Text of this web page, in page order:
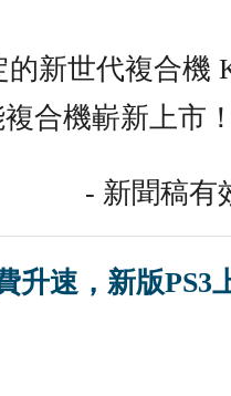
新世代複合機
複合機嶄新上市
- 新聞稿有
升速，新版PS3